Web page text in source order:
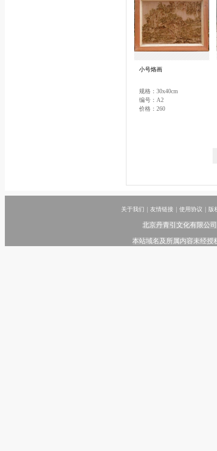
小号烙画
规格：30x40cm
编号：A2
价格：260
关于我们 友情链接 使用协议 版
北京丹青引文化有限公
本站域名及所属内容未经授